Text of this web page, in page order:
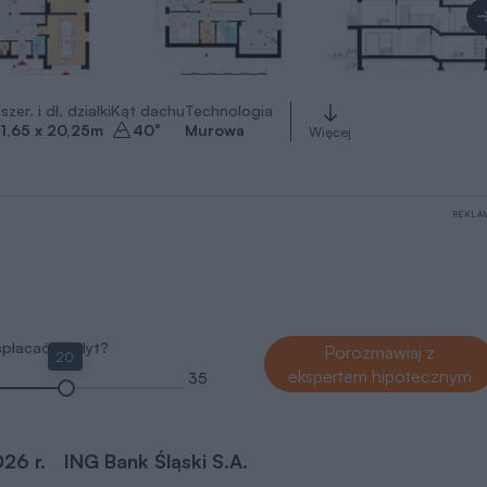
i dł. działki
x 20,25m
Kąt dachu
40°
Technologia
Murowa
Więcej
kredyt?
20
35
Porozmawiaj z
ekspertem hipotecznym
r. ING Bank Śląski S.A.